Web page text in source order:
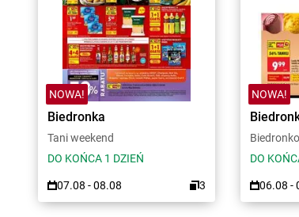
NOWA!
Biedronka
Tani weekend
DO KOŃCA 1 DZIEŃ
07.08 - 08.08 3
NOWA!
DO
06.08 -